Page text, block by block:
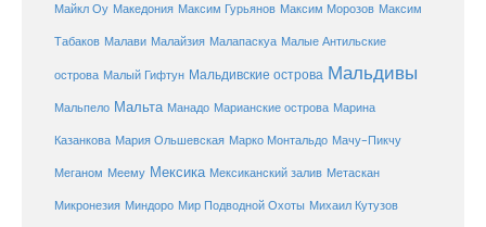
Майкл Оу Македония Максим Гурьянов Максим Морозов Максим
Табаков Малави Малайзия Малапаскуа Малые Антильские
острова Малый Гифтун Мальдивские острова Мальдивы
Мальпело Мальта Манадо Марианские острова Марина
Казанкова Мария Ольшевская Марко Монтальдо Мачу-Пикчу
Меганом Меему Мексика Мексиканский залив Метаскан
Микронезия Миндоро Мир Подводной Охоты Михаил Кутузов